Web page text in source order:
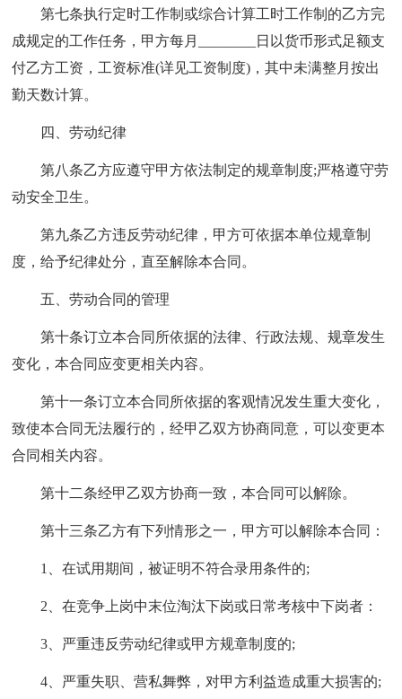
第七条执行定时工作制或综合计算工时工作制的乙方完
成规定的工作任务，甲方每月________日以货币形式足额支
付乙方工资，工资标准(详见工资制度)，其中未满整月按出
勤天数计算。
四、劳动纪律
第八条乙方应遵守甲方依法制定的规章制度;严格遵守劳
动安全卫生。
第九条乙方违反劳动纪律，甲方可依据本单位规章制
度，给予纪律处分，直至解除本合同。
五、劳动合同的管理
第十条订立本合同所依据的法律、行政法规、规章发生
变化，本合同应变更相关内容。
第十一条订立本合同所依据的客观情况发生重大变化，
致使本合同无法履行的，经甲乙双方协商同意，可以变更本
合同相关内容。
第十二条经甲乙双方协商一致，本合同可以解除。
第十三条乙方有下列情形之一，甲方可以解除本合同：
1、在试用期间，被证明不符合录用条件的;
2、在竞争上岗中末位淘汰下岗或日常考核中下岗者：
3、严重违反劳动纪律或甲方规章制度的;
4、严重失职、营私舞弊，对甲方利益造成重大损害的;